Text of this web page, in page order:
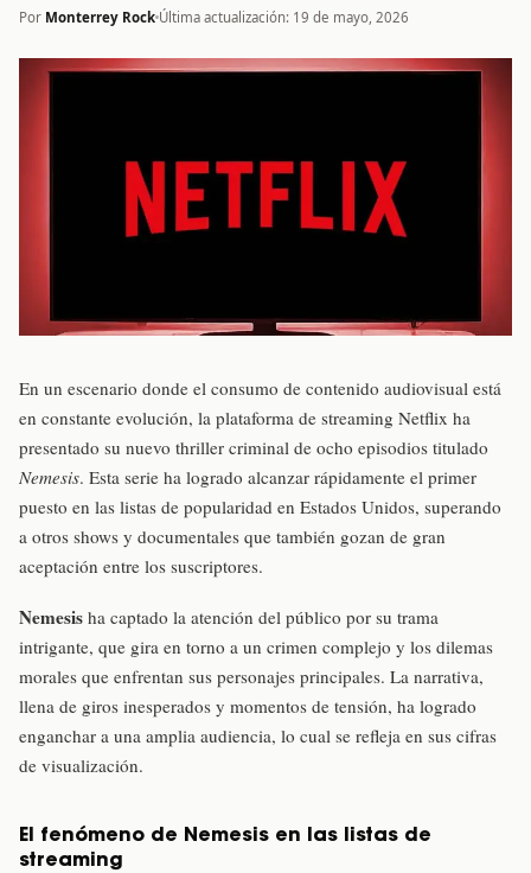
Por Monterrey Rock Última actualización: 19 de mayo, 2026
En un escenario donde el consumo de contenido audiovisual está
en constante evolución, la plataforma de streaming Netflix ha
presentado su nuevo thriller criminal de ocho episodios titulado
Nemesis. Esta serie ha logrado alcanzar rápidamente el primer
puesto en las listas de popularidad en Estados Unidos, superando
a otros shows y documentales que también gozan de gran
aceptación entre los suscriptores.
Nemesis ha captado la atención del público por su trama
intrigante, que gira en torno a un crimen complejo y los dilemas
morales que enfrentan sus personajes principales. La narrativa,
llena de giros inesperados y momentos de tensión, ha logrado
enganchar a una amplia audiencia, lo cual se refleja en sus cifras
de visualización.
El fenómeno de Nemesis en las listas de
streaming